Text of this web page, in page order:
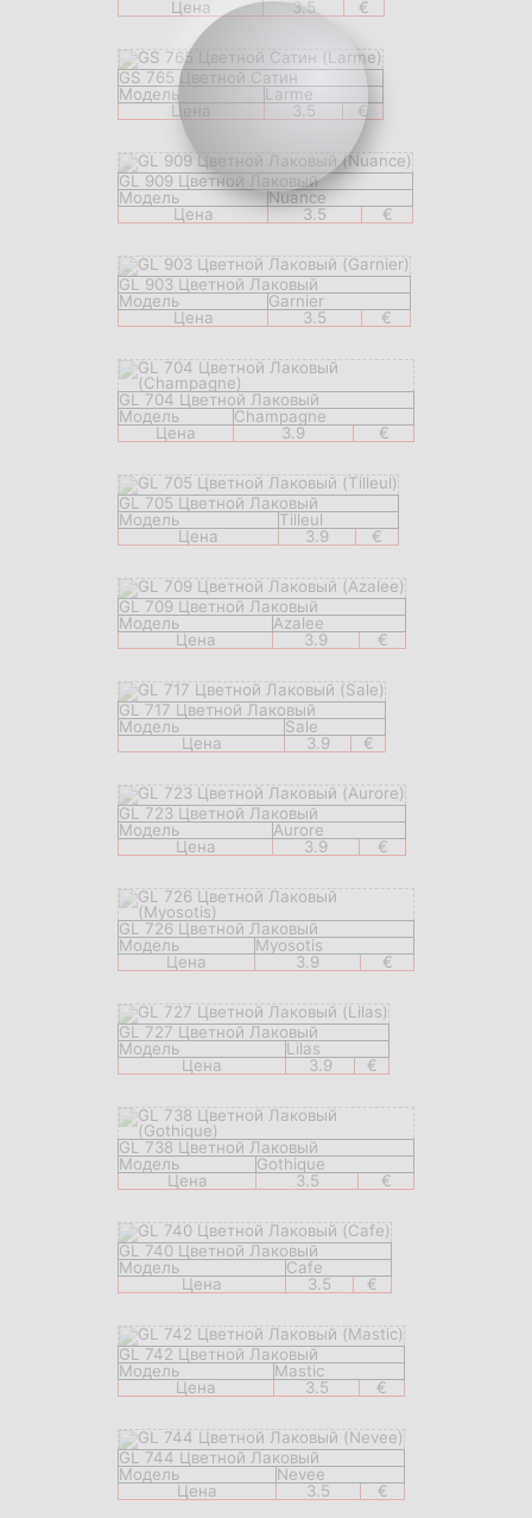
Цена
3.5 €
GS 765 Цветной Сатин
Модель
Larme
Цена
3.5 €
GL 909 Цветной Лаковый
Модель
Nuance
Цена
3.5 €
GL 903 Цветной Лаковый
Модель
Garnier
Цена
3.5 €
GL 704 Цветной Лаковый
Модель
Champagne
Цена
3.9 €
GL 705 Цветной Лаковый
Модель
Tilleul
Цена
3.9 €
GL 709 Цветной Лаковый
Модель
Azalee
Цена
3.9 €
GL 717 Цветной Лаковый
Модель
Sale
Цена
3.9 €
GL 723 Цветной Лаковый
Модель
Aurore
Цена
3.9 €
GL 726 Цветной Лаковый
Модель
Myosotis
Цена
3.9 €
GL 727 Цветной Лаковый
Модель
Lilas
Цена
3.9 €
GL 738 Цветной Лаковый
Модель
Gothique
Цена
3.5 €
GL 740 Цветной Лаковый
Модель
Cafe
Цена
3.5 €
GL 742 Цветной Лаковый
Модель
Mastic
Цена
3.5 €
GL 744 Цветной Лаковый
Модель
Nevee
Цена
3.5 €